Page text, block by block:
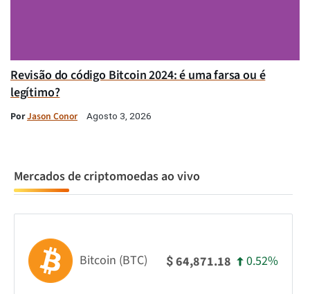
Revisão do código Bitcoin 2024: é uma farsa ou é
legítimo?
PorJason Conor Agosto 3, 2026
Mercados de criptomoedas ao vivo
Bitcoin (BTC) $64,871.18 0.52%